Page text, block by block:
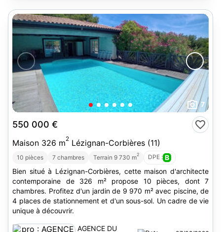
7
550 000 €
Maison 326 m2 Lézignan-Corbières (11)
10 pièces 7 chambres Terrain 9 730 m2 DPE : B
Bien situé à Lézignan-Corbières, cette maison d'architecte
contemporaine de 326 m² propose 10 pièces, dont 7
chambres. Profitez d'un jardin de 9 970 m² avec piscine, de
4 places de stationnement et d'un sous-sol. Un cadre de vie
unique à découvrir.
AGENCE DU